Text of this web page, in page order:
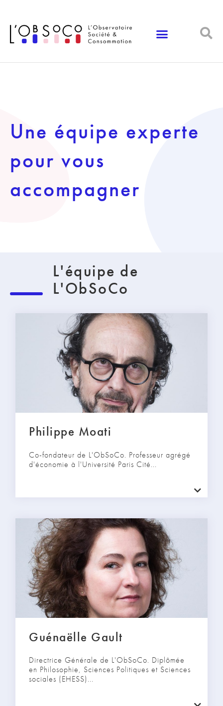
Une équipe experte
pour vous
accompagner
L'équipe de
L'ObSoCo
Philippe Moati
Co-fondateur de L'ObSoCo. Professeur agrégé
d'économie à l'Université Paris Cité...
Guénaëlle Gault
Directrice Générale de L'ObSoCo. Diplômée
en Philosophie, Sciences Politiques et Sciences
sociales (EHESS)...